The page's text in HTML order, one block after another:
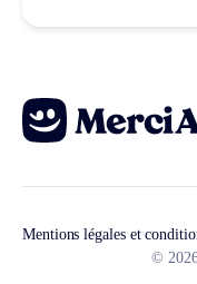
Mentions légales et
©